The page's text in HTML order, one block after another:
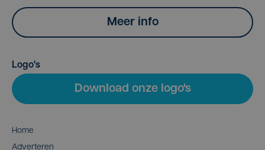
Meer info
Logo's
Download onze logo's
Home
Adverteren